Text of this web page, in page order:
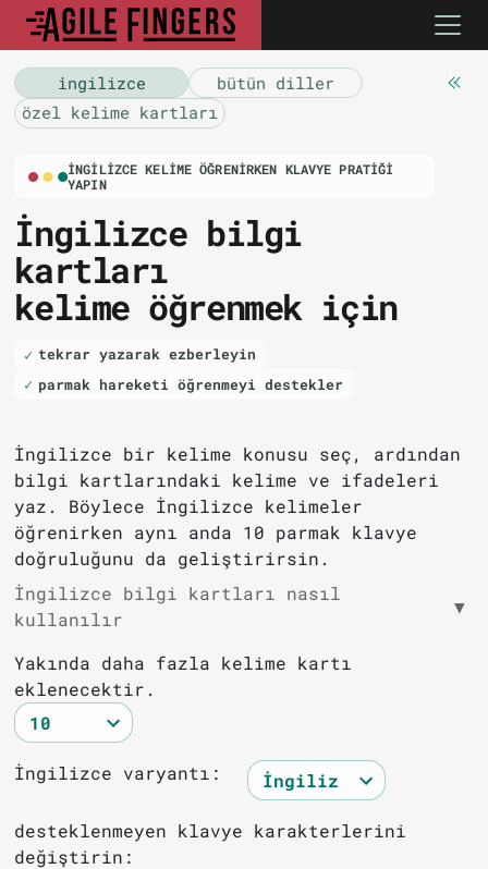
i̇ngilizce
bütün diller
özel kelime kartları
İNGILIZCE KELIME ÖĞRENIRKEN KLAVYE PRATIĞI
YAPIN
İngilizce bilgi
kartları
kelime öğrenmek için
tekrar yazarak ezberleyin
parmak hareketi öğrenmeyi destekler
İngilizce bir kelime konusu seç, ardından
bilgi kartlarındaki kelime ve ifadeleri
yaz. Böylece İngilizce kelimeler
öğrenirken aynı anda 10 parmak klavye
doğruluğunu da geliştirirsin.
İngilizce bilgi kartları nasıl
kullanılır
▼
Yakında daha fazla kelime kartı
eklenecektir.
İngilizce varyantı:
desteklenmeyen klavye karakterlerini
değiştirin: